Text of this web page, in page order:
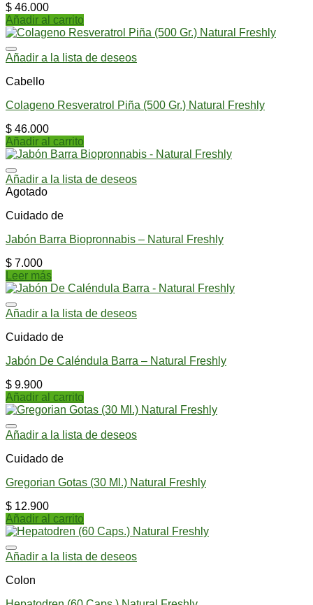
$ 46.000
Añadir al carrito
Añadir a la lista de deseos
Cabello
Colageno Resveratrol Piña (500 Gr.) Natural Freshly
$ 46.000
Añadir al carrito
Añadir a la lista de deseos
Agotado
Cuidado de
Jabón Barra Biopronnabis – Natural Freshly
$ 7.000
Leer más
Añadir a la lista de deseos
Cuidado de
Jabón De Caléndula Barra – Natural Freshly
$ 9.900
Añadir al carrito
Añadir a la lista de deseos
Cuidado de
Gregorian Gotas (30 Ml.) Natural Freshly
$ 12.900
Añadir al carrito
Añadir a la lista de deseos
Colon